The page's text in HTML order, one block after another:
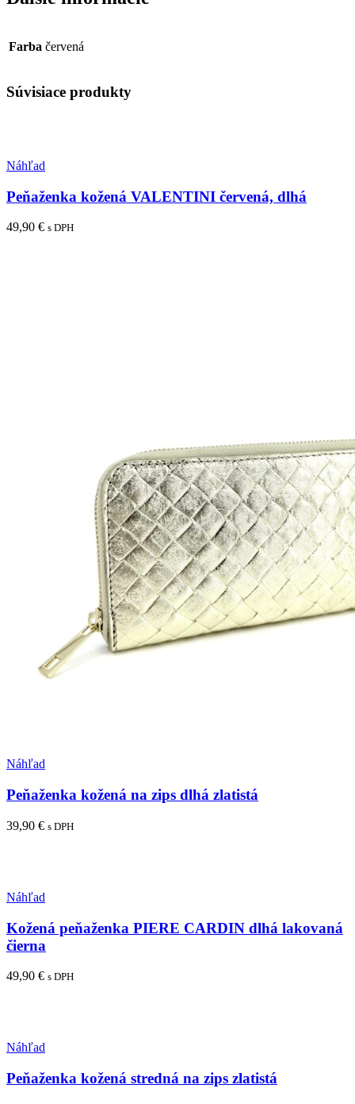
Farba červená
Súvisiace produkty
Náhľad
Peňaženka kožená VALENTINI červená, dlhá
49,90 € s DPH
Náhľad
Peňaženka kožená na zips dlhá zlatistá
39,90 € s DPH
Náhľad
Kožená peňaženka PIERE CARDIN dlhá lakovaná
čierna
49,90 € s DPH
Náhľad
Peňaženka kožená stredná na zips zlatistá